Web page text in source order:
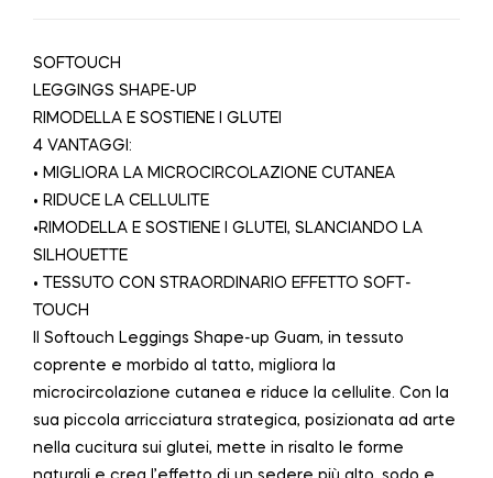
SOFTOUCH
LEGGINGS SHAPE-UP
RIMODELLA E SOSTIENE I GLUTEI
4 VANTAGGI:
• MIGLIORA LA MICROCIRCOLAZIONE CUTANEA
• RIDUCE LA CELLULITE
•RIMODELLA E SOSTIENE I GLUTEI, SLANCIANDO LA
SILHOUETTE
• TESSUTO CON STRAORDINARIO EFFETTO SOFT-
TOUCH
Il Softouch Leggings Shape-up Guam, in tessuto
coprente e morbido al tatto, migliora la
microcircolazione cutanea e riduce la cellulite. Con la
sua piccola arricciatura strategica, posizionata ad arte
nella cucitura sui glutei, mette in risalto le forme